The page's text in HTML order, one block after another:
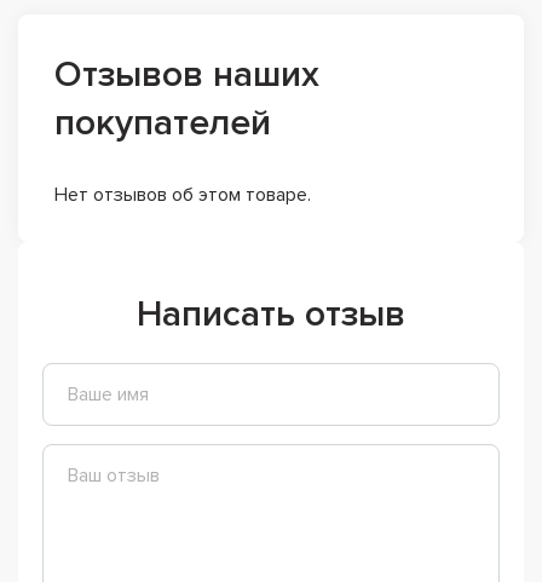
Отзывов наших
покупателей
Нет отзывов об этом товаре.
Написать отзыв